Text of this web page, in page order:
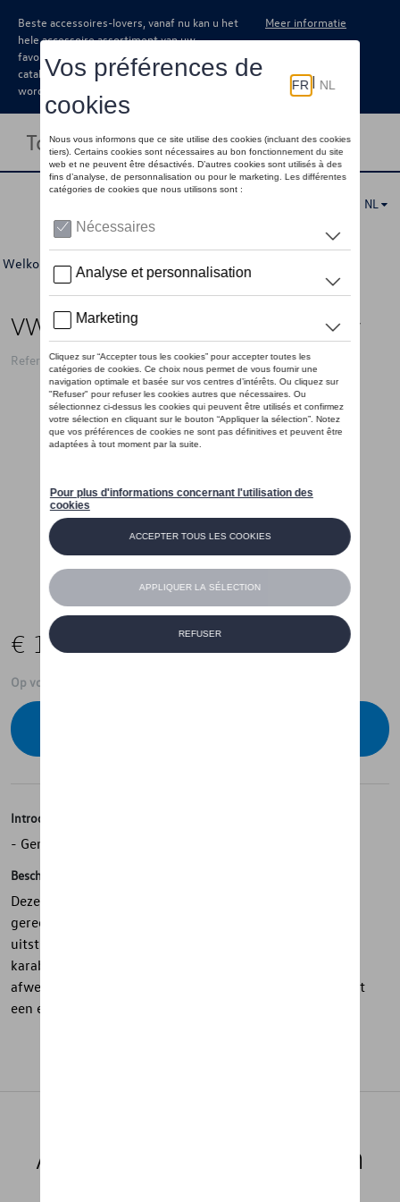
Beste accessoires-lovers, vanaf nu kan u het
hele accessoire assortiment van uw
favoriete merk terugvinden in de online
catalogus. Deze kunnen steeds besteld
worden via uw dealer.
Meer informatie
Toggle navigation
NL
Welkom >Voor u >Accessoires
VW sleutelhanger ID logo, blauw
Referentie: 11A087013 287
€ 15,00
Op voorraad
Introductie
- Gemaakt van gerecycled polyester
Beschrijving
Deze sleutelhanger uit de ID. Collection is gemaakt van
gerecycled polyester en heeft een moderne, duurzame
uitstraling. Het tweekleurige weefsel en de matte
karabijnhaak in zinklegering zorgen voor een stijlvolle
afwerking, terwijl de sleutels van de auto uitsluitend met
een extra sleutelring bevestigd dienen te worden.
Aanbevolen producten